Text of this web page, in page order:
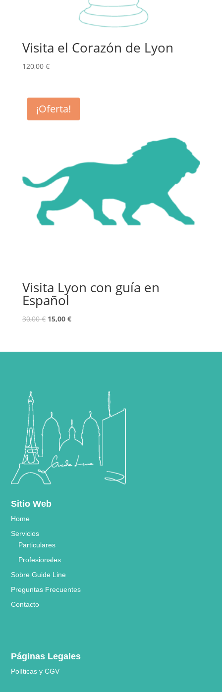
Visita el Corazón de Lyon
120,00 €
¡Oferta!
Visita Lyon con guía en
Español
30,00€ 15,00 €
Sitio Web
Home
Servicios
Particulares
Profesionales
Sobre Guide Line
Preguntas Frecuentes
Contacto
Páginas Legales
Políticas y CGV